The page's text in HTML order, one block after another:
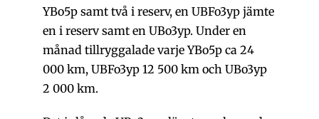
YBo5p samt två i reserv, en UBFo3yp jämte
en i reserv samt en UBo3yp. Under en
månad tillryggalade varje YBo5p ca 24
000 km, UBFo3yp 12 500 km och UBo3yp
2 000 km.